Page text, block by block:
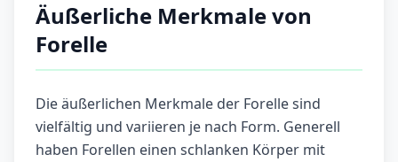
Äußerliche Merkmale von
Forelle
Die äußerlichen Merkmale der Forelle sind
vielfältig und variieren je nach Form. Generell
haben Forellen einen schlanken Körper mit